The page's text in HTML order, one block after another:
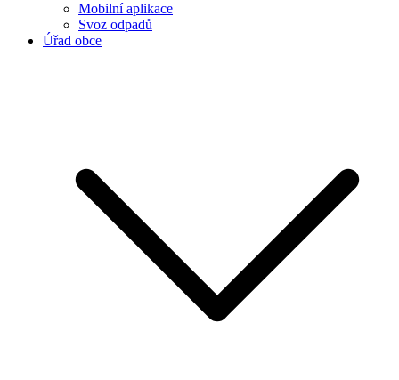
Mobilní aplikace
Svoz odpadů
Úřad obce